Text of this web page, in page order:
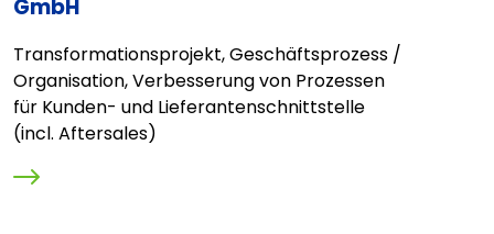
GmbH
Transformationsprojekt, Geschäftsprozess /
Organisation, Verbesserung von Prozessen
für Kunden- und Lieferantenschnittstelle
(incl. Aftersales)